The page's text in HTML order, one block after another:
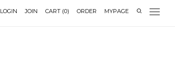
LOGIN JOIN CART (0) ORDER MYPAGE